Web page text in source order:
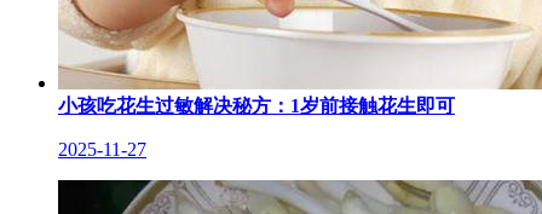
小孩吃花生过敏解决秘方：1岁前接触花生即可
2025-11-27